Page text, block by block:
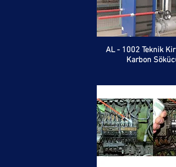
AL - 1002 Teknik Kir
Karbon